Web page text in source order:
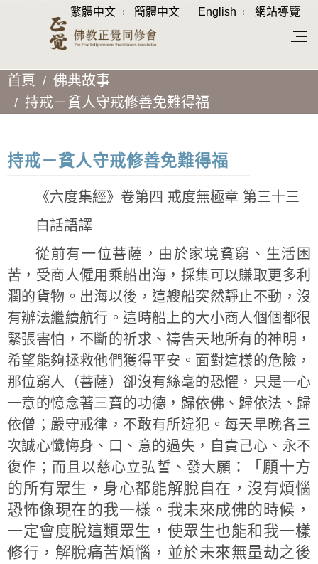
繁體中文 簡體中文 English 網站導覽
首頁
佛典故事
持戒－貧人守戒修善免難得福
持戒－貧人守戒修善免難得福
《六度集經》卷第四 戒度無極章 第三十三
白話語譯
從前有一位菩薩，由於家境貧窮、生活困
苦，受商人僱用乘船出海，採集可以賺取更多利
潤的貨物。出海以後，這艘船突然靜止不動，沒
有辦法繼續航行。這時船上的大小商人個個都很
緊張害怕，不斷的祈求、禱告天地所有的神明，
希望能夠拯救他們獲得平安。面對這樣的危險，
那位窮人（菩薩）卻沒有絲毫的恐懼，只是一心
一意的憶念著三寶的功德，歸依佛、歸依法、歸
依僧；嚴守戒律，不敢有所違犯。每天早晚各三
次誠心懺悔身、口、意的過失，自責己心、永不
復作；而且以慈心立弘誓、發大願：
「願十方
的所有眾生，身心都能解脫自在，沒有煩惱
恐怖像現在的我一樣。我未來成佛的時候，
一定會度脫這類眾生，使眾生也能和我一樣
修行，解脫痛苦煩惱，並於未來無量劫之後